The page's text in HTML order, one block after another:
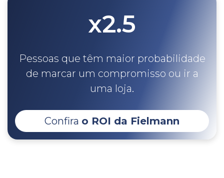
x2.5
Pessoas que têm maior probabilidade
de marcar um compromisso ou ir a
uma loja.
Confira o ROI da Fielmann